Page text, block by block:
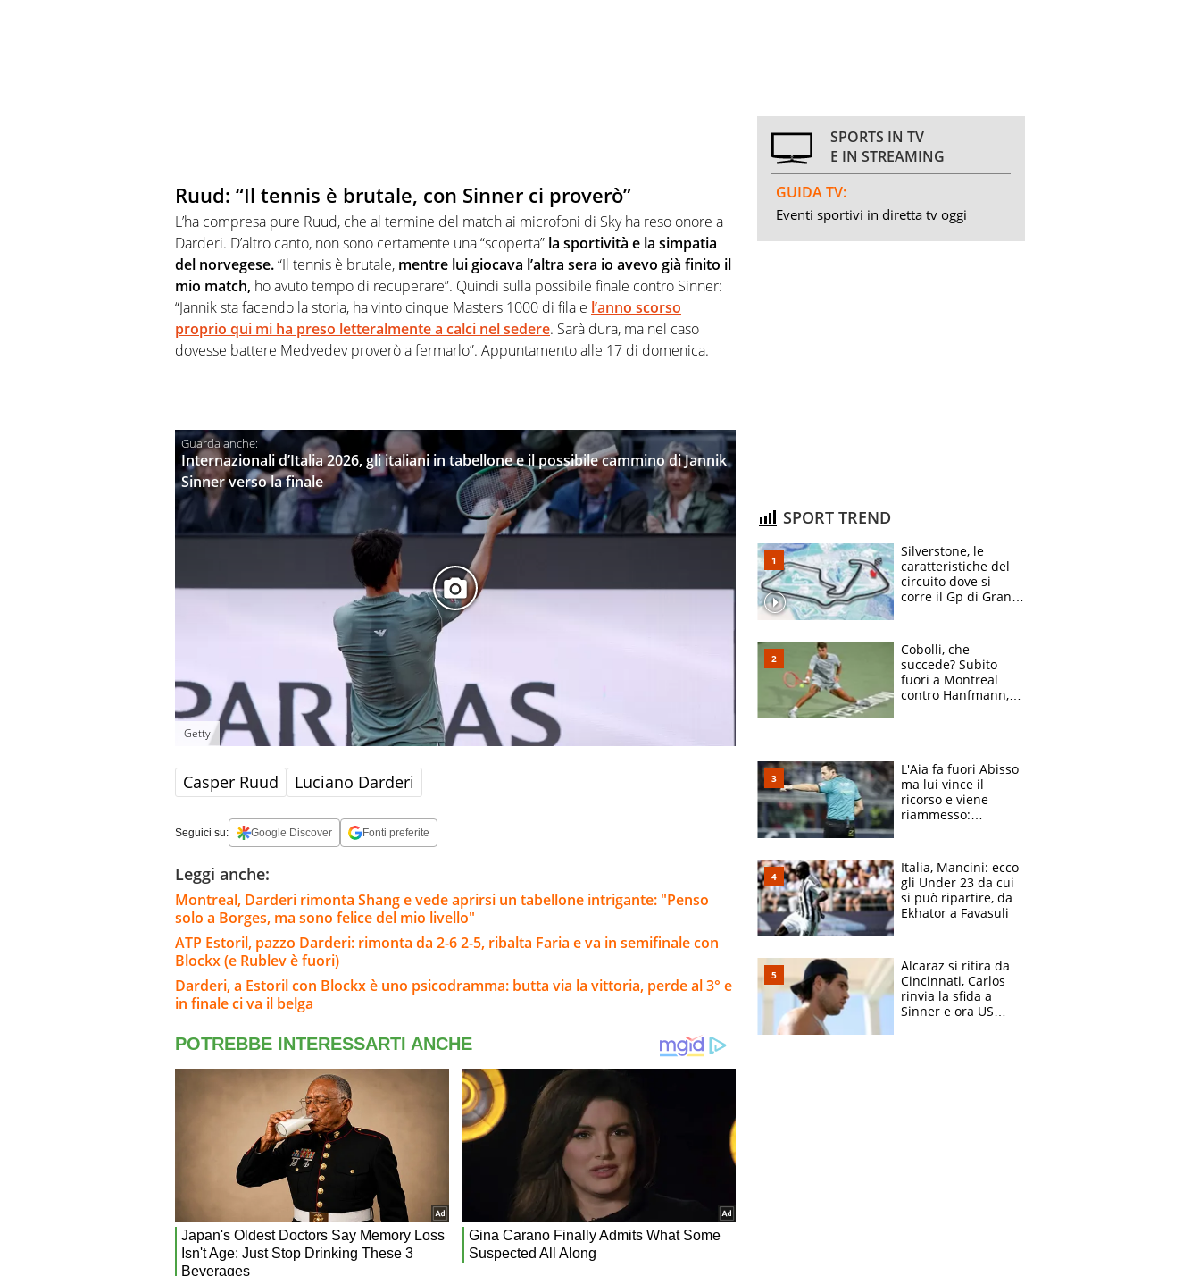
Ruud: “Il tennis è brutale, con Sinner ci proverò”
L’ha compresa pure Ruud, che al termine del match ai microfoni di Sky ha reso onore a
Darderi. D’altro canto, non sono certamente una “scoperta” la sportività e la simpatia
del norvegese.“Il tennis è brutale, mentre lui giocava l’altra sera io avevo già finito il
mio match, ho avuto tempo di recuperare”. Quindi sulla possibile finale contro Sinner:
“Jannik sta facendo la storia, ha vinto cinque Masters 1000 di fila e l’anno scorso
proprio qui mi ha preso letteralmente a calci nel sedere. Sarà dura, ma nel caso
dovesse battere Medvedev proverò a fermarlo”. Appuntamento alle 17 di domenica.
Internazionali d’Italia 2026, gli italiani in tabellone e il possibile cammino di Jannik
Sinner verso la finale
Getty
Casper Ruud Luciano Darderi
Seguici su: Google Discover Fonti preferite
Leggi anche:
Montreal, Darderi rimonta Shang e vede aprirsi un tabellone intrigante: "Penso
solo a Borges, ma sono felice del mio livello"
ATP Estoril, pazzo Darderi: rimonta da 2-6 2-5, ribalta Faria e va in semifinale con
Blockx (e Rublev è fuori)
Darderi, a Estoril con Blockx è uno psicodramma: butta via la vittoria, perde al 3° e
in finale ci va il belga
SPORTS IN TV
E IN STREAMING
GUIDA TV:
Eventi sportivi in diretta tv oggi
SPORT TREND
Silverstone, le
caratteristiche del
circuito dove si
corre il Gp di Gran
Cobolli, che
succede? Subito
fuori a Montreal
contro Hanfmann,
L'Aia fa fuori Abisso
ma lui vince il
ricorso e viene
riammesso:
Italia, Mancini: ecco
gli Under 23 da cui
si può ripartire, da
Ekhator a Favasuli
Alcaraz si ritira da
Cincinnati, Carlos
rinvia la sfida a
Sinner e ora US